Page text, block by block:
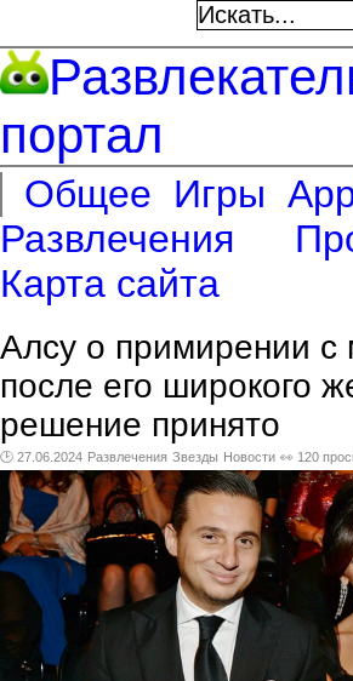
портал
Общее Игры
Развлечения
Карта сайта
Алсу о примирении с
после его широкого
решение принято
🕑 27.06.2024 Развлечения Звезды Новости 👀 120